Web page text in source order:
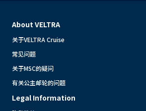
About VELTRA
关于VELTRA Cruise
常见问题
关于MSC的疑问
有关公主邮轮的问题
Legal Information